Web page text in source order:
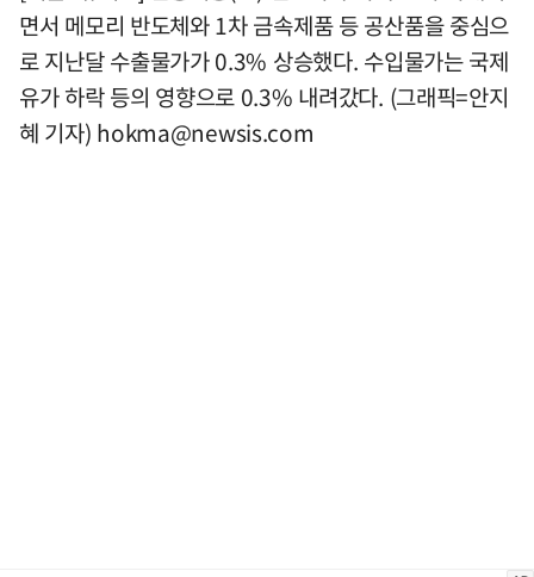
면서 메모리 반도체와 1차 금속제품 등 공산품을 중심으
로 지난달 수출물가가 0.3% 상승했다. 수입물가는 국제
유가 하락 등의 영향으로 0.3% 내려갔다. (그래픽=안지
혜 기자) hokma@newsis.com